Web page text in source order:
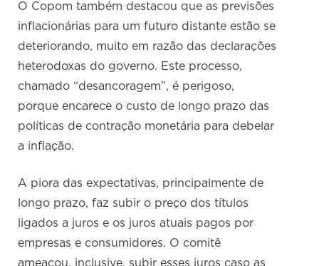
O Copom também destacou que as previsões
inflacionárias para um futuro distante estão se
deteriorando, muito em razão das declarações
heterodoxas do governo. Este processo,
chamado “desancoragem”, é perigoso,
porque encarece o custo de longo prazo das
políticas de contração monetária para debelar
a inflação.
A piora das expectativas, principalmente de
longo prazo, faz subir o preço dos títulos
ligados a juros e os juros atuais pagos por
empresas e consumidores. O comitê
ameaçou, inclusive, subir esses juros caso as